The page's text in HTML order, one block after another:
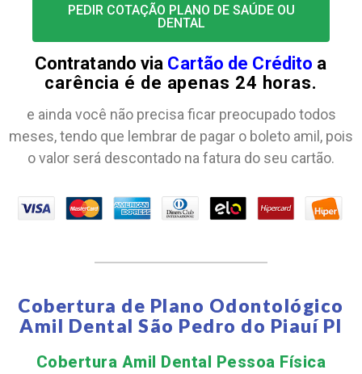
PEDIR COTAÇÃO PLANO DE SAÚDE OU
DENTAL
Contratando via Cartão de Crédito a
carência é de apenas 24 horas.
e ainda você não precisa ficar preocupado todos
meses, tendo que lembrar de pagar o boleto amil, pois
o valor será descontado na fatura do seu cartão.
Cobertura de Plano Odontológico
Amil Dental São Pedro do Piauí PI
Cobertura Amil Dental Pessoa Física​